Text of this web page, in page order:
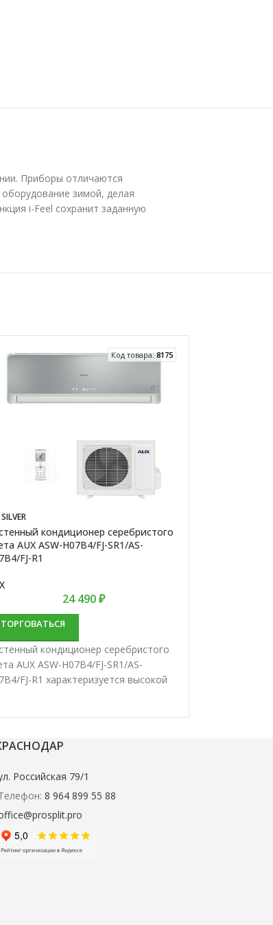
Приборы отличаются
зимой, делая
i-Feel сохранит заданную
Код товара:8175
SILVER
кондиционер серебристого
AUX ASW-H07B4/FJ-SR1/AS-
FJ-R1
24 490₽
ТОРГОВАТЬСЯ
кондиционер серебристого
AUX ASW-H07B4/FJ-SR1/AS-
FJ-R1 характеризуется высокой
кондиционирования небольших и
помещений.
Российская 79/1
8 964 899 55 88